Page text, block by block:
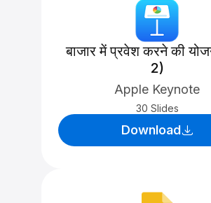
बाजार में प्रवेश करने की
2)
Apple Keynote
30 Slides
Download